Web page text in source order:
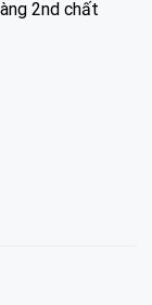
2nd chất